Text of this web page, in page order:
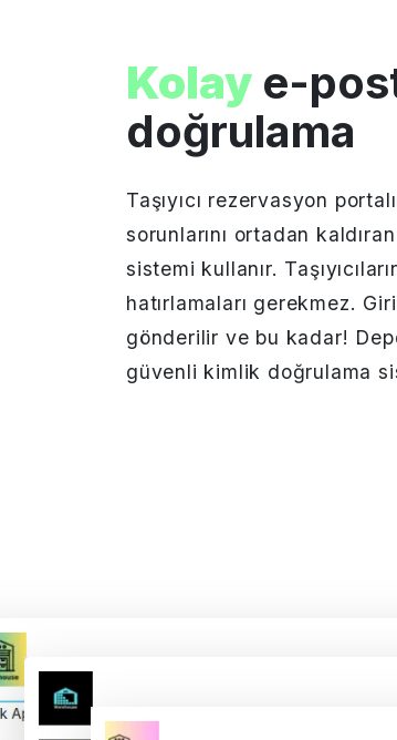
Kolay e-
doğrulama
Taşıyıcı rezervasyon
sorunlarını ortadan
sistemi kullanır.
hatırlamaları gerekmez.
gönderilir ve bu kadar!
güvenli kimlik doğrulama